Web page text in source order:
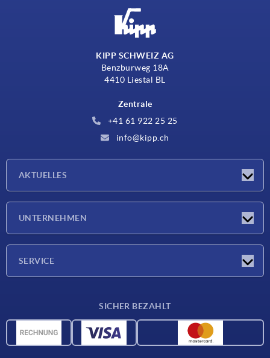
KIPP SCHWEIZ AG
Benzburweg 18A
4410 Liestal BL
Zentrale
+41 61 922 25 25
info@kipp.ch
AKTUELLES
UNTERNEHMEN
SERVICE
CAD-Daten
SICHER BEZAHLT